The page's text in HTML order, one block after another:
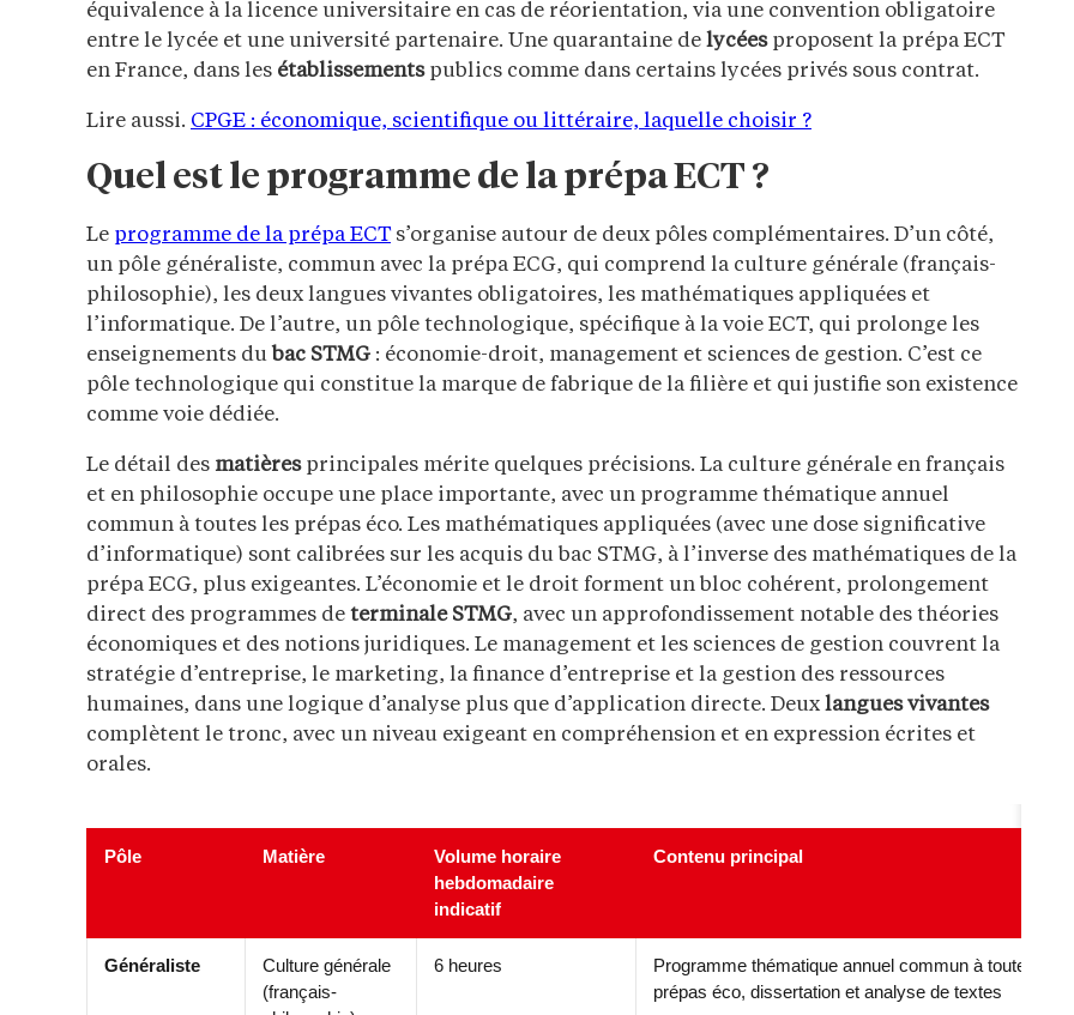
équivalence à la licence universitaire en cas de réorientation, via une convention obligatoire
entre le lycée et une université partenaire. Une quarantaine de lycéesproposent la prépa ECT
en France, dans les établissementspublics comme dans certains lycées privés sous contrat.
Lire aussi. CPGE : économique, scientifique ou littéraire, laquelle choisir ?
Quel est le programme de la prépa ECT ?
Le programme de la prépa ECTs’organise autour de deux pôles complémentaires. D’un côté,
un pôle généraliste, commun avec la prépa ECG, qui comprend la culture générale (français-
philosophie), les deux langues vivantes obligatoires, les mathématiques appliquées et
l’informatique. De l’autre, un pôle technologique, spécifique à la voie ECT, qui prolonge les
enseignements du bac STMG : économie-droit, management et sciences de gestion. C’est ce
pôle technologique qui constitue la marque de fabrique de la filière et qui justifie son existence
comme voie dédiée.
Le détail des matièresprincipales mérite quelques précisions. La culture générale en français
et en philosophie occupe une place importante, avec un programme thématique annuel
commun à toutes les prépas éco. Les mathématiques appliquées (avec une dose significative
d’informatique) sont calibrées sur les acquis du bac STMG, à l’inverse des mathématiques de la
prépa ECG, plus exigeantes. L’économie et le droit forment un bloc cohérent, prolongement
direct des programmes de terminale STMG, avec un approfondissement notable des théories
économiques et des notions juridiques. Le management et les sciences de gestion couvrent la
stratégie d’entreprise, le marketing, la finance d’entreprise et la gestion des ressources
humaines, dans une logique d’analyse plus que d’application directe. Deux langues vivantes
complètent le tronc, avec un niveau exigeant en compréhension et en expression écrites et
orales.
Pôle Matière
Volume horaire
hebdomadaire
indicatif
Contenu principal
Généraliste
Culture générale
(français-
6 heures
Programme thématique annuel commun à toutes les
prépas éco, dissertation et analyse de textes